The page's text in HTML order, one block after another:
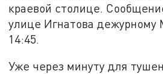
краевой столице.
улице Игнатова дежурному
14:45.
Уже через минуту для